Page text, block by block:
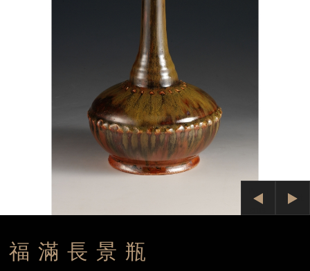
Previ
Next
福滿長景瓶